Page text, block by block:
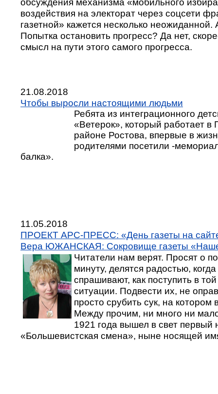
воздействия на электорат через соцсети
газетной» кажется несколько
Попытка остановить прогресс? Да нет,
смысл на пути этого самого прогресса.
21.08.2018
Чтобы выросли настоящими людьми
Ребята из интеграционного
«Ветерок», который работает в
районе Ростова, впервые в
родителями посетили -
балка».
11.05.2018
ПРОЕКТ АРС-ПРЕСС: «День газеты на
Вера ЮЖАНСКАЯ: Сокровище газеты
Читатели нам верят. Просят о
минуту, делятся радостью,
спрашивают, как поступить в
ситуации. Подвести их, не
просто срубить сук, на котором
Между прочим, ни много ни
1921 года вышел в свет первый
«Большевистская смена», ныне носящей